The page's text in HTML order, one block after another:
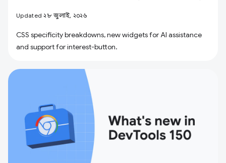
Updated ২৮ জুলাই, ২০২৬
CSS specificity breakdowns, new widgets for AI assistance
and support for interest-button.